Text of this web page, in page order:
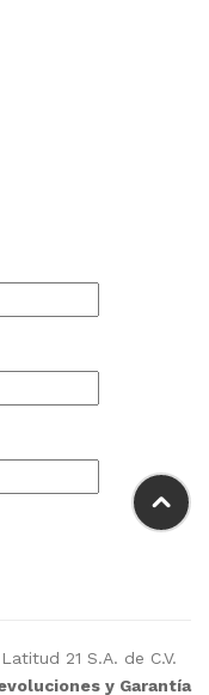
21 S.A. de C.V.
y Garantía